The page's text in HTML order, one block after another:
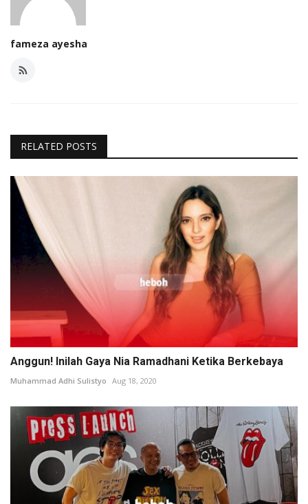
fameza ayesha
RELATED POSTS
Anggun! Inilah Gaya Nia Ramadhani Ketika Berkebaya
Muhammad Adhi Sulistyo Aug 18, 2020